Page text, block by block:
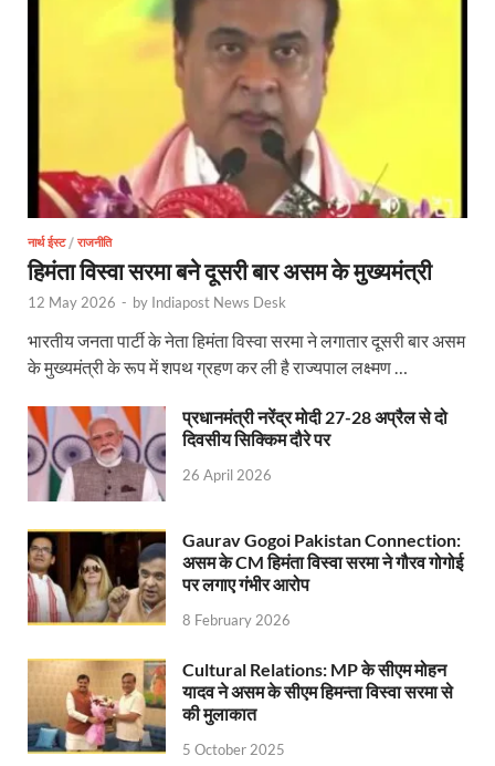
Bullet Train Date: बुलेट ट्रेन की आ गई तारीख कब
UP Police Recruitments: साल के आखिरी दिन युवाओं को
UP Tourism: योगी सरकार के प्रयास से सनातन का
Indian Railway Network: 2026 के लिए मंच तैयार
Severe cold wave: यूपी में 12वीं तक के सभी स्कूल 1
Millets Organic Food Start UP : सीएम योगी की
Kunda Raja Bhaiya: राजा भैया को मिला 1.5 करोड का
Jan-Jan Ki Sarkar: धामी मॉडल ने शासन को जनता के
Uttarkhand Development Project: मुख्यमंत्री ने
Aravalli Satyagraha Yatra: अरावली की रक्षा के लिए
Rhythm of the Universe: यशोभूमि में ‘रिदम ऑफ
Voter Mapping: मतदाता मैपिंग आसान बनाने के लिए
PM Adarsh Gram Yojana: योगी सरकार का बड़ा कदम,
नार्थ ईस्ट/ राजनीति
हिमंता विस्वा सरमा बने दूसरी बार असम के मुख्यमंत्री
12 May 2026 - by Indiapost News Desk
भारतीय जनता पार्टी के नेता हिमंता विस्वा सरमा ने लगातार दूसरी बार असम
के मुख्यमंत्री के रूप में शपथ ग्रहण कर ली है राज्यपाल लक्ष्मण …
प्रधानमंत्री नरेंद्र मोदी 27-28 अप्रैल से दो
दिवसीय सिक्किम दौरे पर
26 April 2026
Gaurav Gogoi Pakistan Connection:
असम के CM हिमंता विस्वा सरमा ने गौरव गोगोई
पर लगाए गंभीर आरोप
8 February 2026
Cultural Relations: MP के सीएम मोहन
यादव ने असम के सीएम हिमन्ता विस्वा सरमा से
की मुलाकात
5 October 2025